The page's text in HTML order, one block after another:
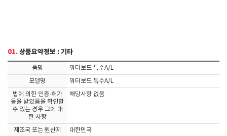
01.상품요약정보 : 기타
품명
워터보드 특수A/L
모델명
워터보드 특수A/L
법에 의한 인증·허가
등을 받았음을 확인할
수 있는 경우 그에 대
한 사항
해당사항 없음
제조국 또는 원산지
대한민국